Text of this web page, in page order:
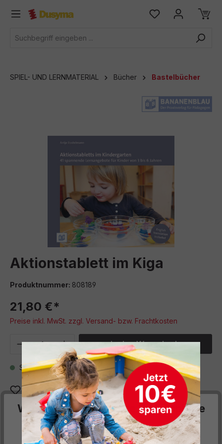
springen
SPIEL- UND LERNMATERIAL Bücher Bastelbücher
Bildergalerie überspringen
Aktionstablett im Kiga
Produktnummer: 808189
21,80 €*
Preise inkl. MwSt. zzgl. Versand- bzw. Frachtkosten
Produkt Anzahl: Gib denIn den Warenkorb
Sofort verfügbar, Lieferzeit: 5 Werktage
Zum Merkzettel hinzufügen
Beschreibung
Die Arbeit mit Aktionstabletts lohnt sich! Kinder können damit
Wir respektieren deine Privatsphäre
Diese Website verwendet Cookies, um Ihnen die